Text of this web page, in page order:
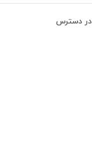
در دسترس